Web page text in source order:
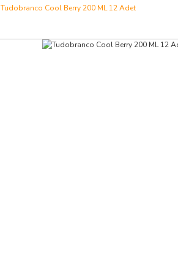
Tudobranco Cool Berry 200 ML 12 Adet